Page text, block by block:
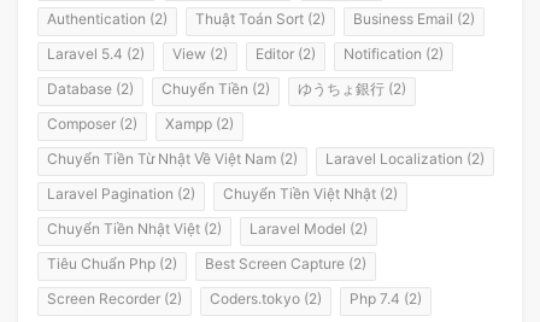
Authentication (2)
Thuật Toán Sort (2)
Business Email (2)
Laravel 5.4 (2)
View (2) Editor (2)
Notification (2)
Database (2)
Chuyển Tiền (2)
ゆうちょ銀行 (2)
Composer (2)
Xampp (2)
Chuyển Tiền Từ Nhật Về Việt Nam (2)
Laravel Localization (2)
Laravel Pagination (2)
Chuyển Tiền Việt Nhật (2)
Chuyển Tiền Nhật Việt (2)
Laravel Model (2)
Tiêu Chuẩn Php (2)
Best Screen Capture (2)
Screen Recorder (2)
Coders.tokyo (2)
Php 7.4 (2)